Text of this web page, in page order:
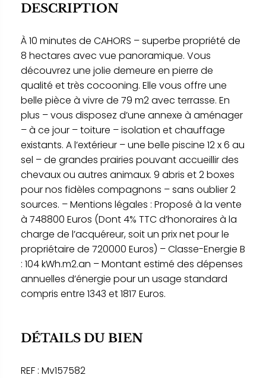
DESCRIPTION
À 10 minutes de CAHORS – superbe propriété de
8 hectares avec vue panoramique. Vous
découvrez une jolie demeure en pierre de
qualité et très cocooning. Elle vous offre une
belle pièce à vivre de 79 m2 avec terrasse. En
plus – vous disposez d’une annexe à aménager
– à ce jour – toiture – isolation et chauffage
existants. A l’extérieur – une belle piscine 12 x 6 au
sel – de grandes prairies pouvant accueillir des
chevaux ou autres animaux. 9 abris et 2 boxes
pour nos fidèles compagnons – sans oublier 2
sources. – Mentions légales : Proposé à la vente
à 748800 Euros (Dont 4% TTC d’honoraires à la
charge de l’acquéreur, soit un prix net pour le
propriétaire de 720000 Euros) – Classe-Energie B
: 104 kWh.m2.an – Montant estimé des dépenses
annuelles d’énergie pour un usage standard
compris entre 1343 et 1817 Euros.
DÉTAILS DU BIEN
REF : Mv157582